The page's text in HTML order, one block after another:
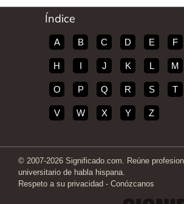
Índice
A B C D E F
H I J K L M
O P Q R S T
V W X Y Z
© 2007-2026 Significado.com. Reúne
universitario de habla hispana.
Respeto a su privacidad - Conózcanos